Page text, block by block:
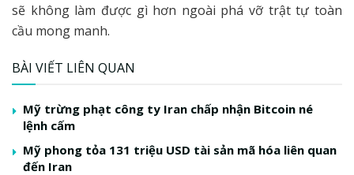
sẽ không làm được gì hơn ngoài phá vỡ trật tự toàn
cầu mong manh.
BÀI VIẾT LIÊN QUAN
Mỹ trừng phạt công ty Iran chấp nhận Bitcoin né
lệnh cấm
Mỹ phong tỏa 131 triệu USD tài sản mã hóa liên quan
đến Iran